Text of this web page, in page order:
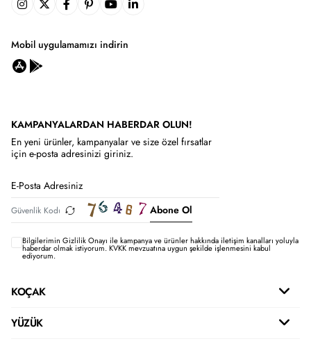
Mobil uygulamamızı indirin
KAMPANYALARDAN HABERDAR OLUN!
En yeni ürünler, kampanyalar ve size özel fırsatlar
için e-posta adresinizi giriniz.
Abone Ol
Bilgilerimin Gizlilik Onayı ile kampanya ve ürünler hakkında iletişim kanalları yoluyla
haberdar olmak istiyorum.KVKK mevzuatına uygun şekilde işlenmesini kabul
ediyorum.
KOÇAK
YÜZÜK